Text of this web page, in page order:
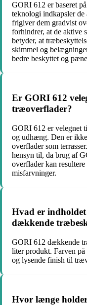
GORI 612 er baseret
teknologi indkapsler
frigiver dem gradvist
forhindrer, at de aktive
betyder, at
skimmel og
bedre beskyttet og
Er GORI 612
træoverflader?
GORI 612 er velegnet
og udhæng. Den er
overflader som
hensyn til, da brug af
overflader kan
misfarvninger.
Hvad er
dækkende
GORI 612 dækkende
liter produkt. Farven
og lysende finish til
Hvor længe